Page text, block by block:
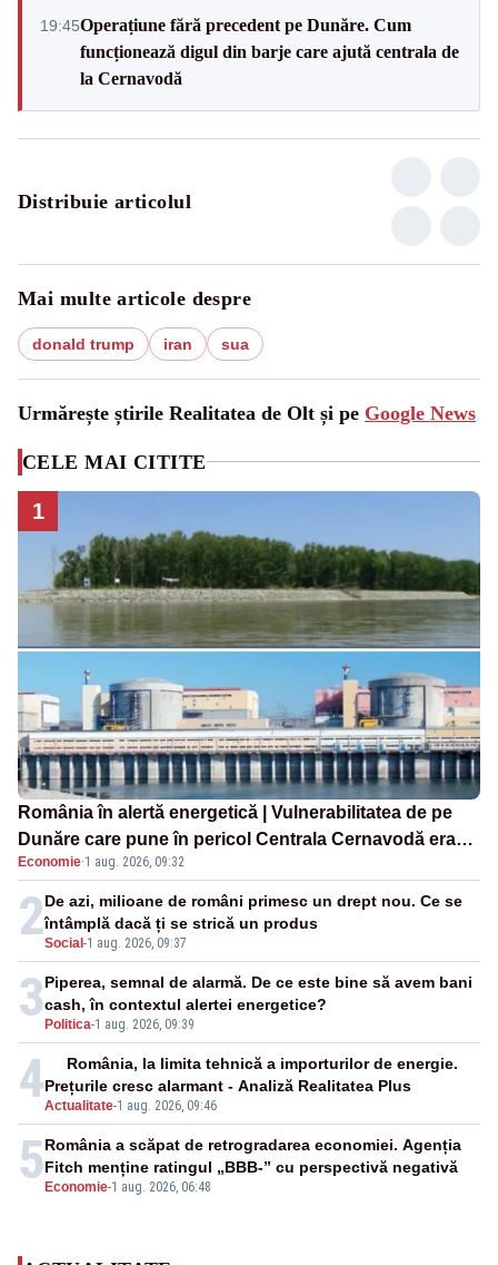
19:45Operațiune fără precedent pe Dunăre. Cum
funcționează digul din barje care ajută centrala de
la Cernavodă
Distribuie articolul
Mai multe articole despre
donald trump iran sua
Urmărește știrile Realitatea de Olt și pe Google News
CELE MAI CITITE
1
România în alertă energetică | Vulnerabilitatea de pe
Dunăre care pune în pericol Centrala Cernavodă era
cunoscută de pe vremea lui Ceaușescu
Economie·1 aug. 2026, 09:32
2Social -1 aug. 2026, 09:37
De azi, milioane de români primesc un drept nou. Ce se
întâmplă dacă ți se strică un produs
3 Politica-1 aug. 2026, 09:39
Piperea, semnal de alarmă. De ce este bine să avem bani
cash, în contextul alertei energetice?
4Actualitate-1 aug. 2026, 09:46
România, la limita tehnică a importurilor de energie.
Prețurile cresc alarmant - Analiză Realitatea Plus
5 Economie-1 aug. 2026, 06:48
România a scăpat de retrogradarea economiei. Agenția
Fitch menține ratingul „BBB-” cu perspectivă negativă